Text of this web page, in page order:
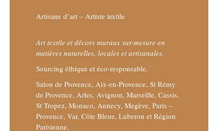
Artisane d’art – Artiste textile
Art textile et décors muraux sur-mesure en
matières naturelles, locales et artisanales.
Sourcing éthique et éco-responsable.
Salon de Provence, Aix-en-Provence, St Rémy
de Provence, Arles, Avignon, Marseille, Cassis,
St Tropez, Monaco, Annecy, Megève, Paris –
Provence, Var, Côte Bleue, Luberon et Région
Parisienne.